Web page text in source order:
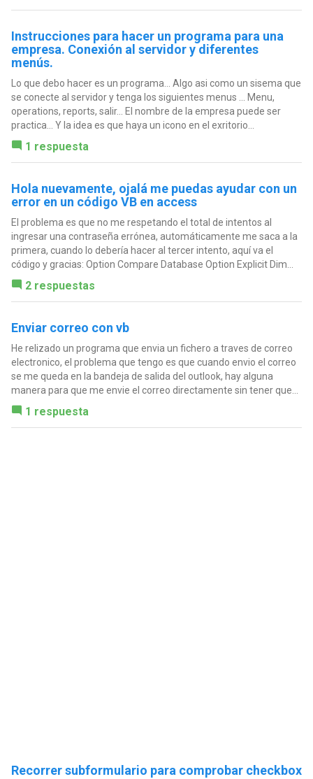
Instrucciones para hacer un programa para una
empresa. Conexión al servidor y diferentes
menús.
Lo que debo hacer es un programa... Algo asi como un sisema que
se conecte al servidor y tenga los siguientes menus ... Menu,
operations, reports, salir... El nombre de la empresa puede ser
practica... Y la idea es que haya un icono en el exritorio...
1 respuesta
Hola nuevamente, ojalá me puedas ayudar con un
error en un código VB en access
El problema es que no me respetando el total de intentos al
ingresar una contraseña errónea, automáticamente me saca a la
primera, cuando lo debería hacer al tercer intento, aquí va el
código y gracias: Option Compare Database Option Explicit Dim...
2 respuestas
Enviar correo con vb
He relizado un programa que envia un fichero a traves de correo
electronico, el problema que tengo es que cuando envio el correo
se me queda en la bandeja de salida del outlook, hay alguna
manera para que me envie el correo directamente sin tener que...
1 respuesta
Recorrer subformulario para comprobar checkbox